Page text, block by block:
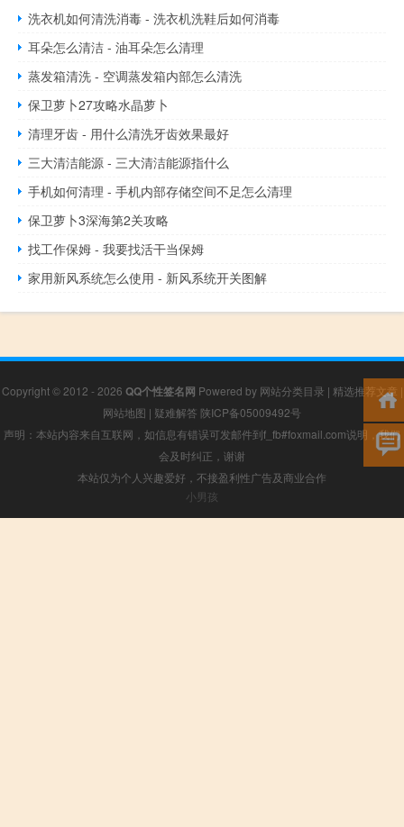
洗衣机如何清洗消毒 - 洗衣机洗鞋后如何消毒
耳朵怎么清洁 - 油耳朵怎么清理
蒸发箱清洗 - 空调蒸发箱内部怎么清洗
保卫萝卜27攻略水晶萝卜
清理牙齿 - 用什么清洗牙齿效果最好
三大清洁能源 - 三大清洁能源指什么
手机如何清理 - 手机内部存储空间不足怎么清理
保卫萝卜3深海第2关攻略
找工作保姆 - 我要找活干当保姆
家用新风系统怎么使用 - 新风系统开关图解
Copyright © 2012 - 2026 QQ个性签名网 Powered by 网站分类目录 | 精选推荐文章 |
网站地图 | 疑难解答 陕ICP备05009492号
声明：本站内容来自互联网，如信息有错误可发邮件到f_fb#foxmail.com说明，我们
会及时纠正，谢谢
本站仅为个人兴趣爱好，不接盈利性广告及商业合作
小男孩